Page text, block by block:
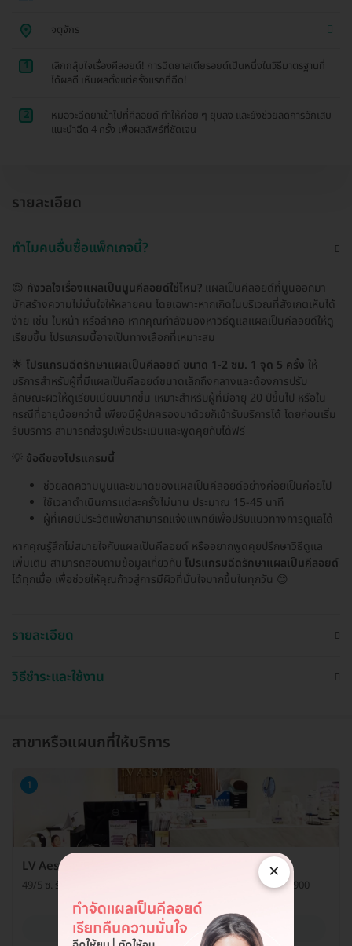
จตุจักร
1
เลิกกลุ้มใจเรื่องคีลอยด์! การฉีดยาสเตียรอยด์เป็นหนึ่งในวิธีมาตรฐานที่
ได้ผลดี เห็นผลตั้งแต่ครั้งแรกที่ฉีด!
2
หมอจะฉีดยาเข้าไปที่คีลอยด์ ทำให้ค่อย ๆ ยุบลง และยังช่วยลดการอักเสบ
แนะนำฉีด 4 ครั้ง เพื่อผลลัพธ์ที่ชัดเจน
รายละเอียด
ทำไมคนอื่นซื้อแพ็กเกจนี้?
😌 กังวลใจเรื่องแผลเป็นนูนคีลอยด์ใช่ไหม? แผลเป็นคีลอยด์ที่นูนออกมา
มักสร้างความไม่มั่นใจให้หลายคน โดยเฉพาะหากเกิดในบริเวณที่สังเกตเห็นได้
ง่าย เช่น ใบหน้า หรือลำคอ หากคุณกำลังมองหาวิธีดูแลแผลเป็นคีลอยด์ให้ดู
เรียบขึ้น โปรแกรมนี้อาจเป็นทางเลือกที่เหมาะสม
🌟 โปรแกรมฉีดรักษาแผลเป็นคีลอยด์ ขนาด 1-2 ซม. 1 จุด 5 ครั้ง ให้
บริการสำหรับผู้ที่มีแผลเป็นคีลอยด์ขนาดเล็กถึงกลางและต้องการปรับ
ลักษณะผิวให้ดูเรียบเนียนมากขึ้น เหมาะสำหรับผู้ที่มีอายุ 20 ปีขึ้นไป หรือใน
กรณีที่อายุน้อยกว่านี้ เพียงมีผู้ปกครองมาด้วยก็เข้ารับบริการได้ โดยก่อนเริ่ม
รับบริการ สามารถส่งรูปเพื่อประเมินและพูดคุยกับได้ฟรี
💡 ข้อดีของโปรแกรมนี้
ช่วยลดความนูนและขนาดของแผลเป็นคีลอยด์อย่างค่อยเป็นค่อยไป
ใช้เวลาดำเนินการแต่ละครั้งไม่นาน ประมาณ 15-45 นาที
ผู้ที่เคยมีประวัติแพ้ยาสามารถแจ้งแพทย์เพื่อปรับแนวทางการดูแลได้
หากคุณรู้สึกไม่สบายใจกับแผลเป็นคีลอยด์ หรืออยากพูดคุยปรึกษาวิธีดูแล
เพิ่มเติม สามารถสอบถามข้อมูลเกี่ยวกับ โปรแกรมฉีดรักษาแผลเป็นคีลอยด์
ได้ทุกเมื่อ เพื่อช่วยให้คุณก้าวสู่การมีผิวที่มั่นใจมากขึ้นในทุกวัน 😊
รายละเอียด
วิธีชำระและใช้งาน
สาขาหรือแผนกที่ให้บริการ
1
LV Aesthetic Clinic (แอลวีเอสเธติค รัชดา 48)
49/5 ซ. รัชดาภิเษก 48 แขวงลาดยาว เขตจตุจักร กรุงเทพมหานคร 10900
ดูรายละเอียด
×